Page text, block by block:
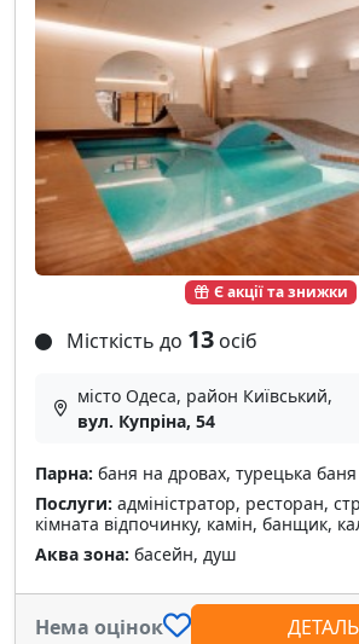
Є акції та знижки
Місткість до 13 осіб
місто Одеса, район Київський,
вул. Купріна, 54
Парна: баня на дровах, турецька баня
Послуги: адміністратор, ресторан,
кімната відпочинку, камін, банщик,
Аква зона: басейн, душ
Нема оцінок